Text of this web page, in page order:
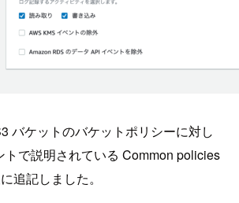
バケットのバケットポリシーに対し
トで説明されている Common policies
追記しました。